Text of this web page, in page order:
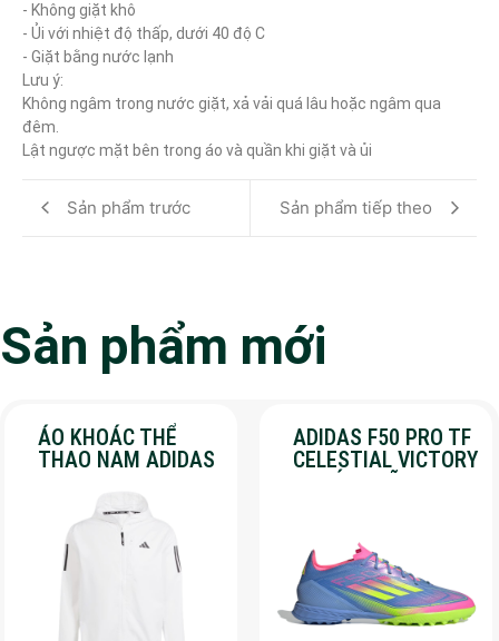
- Không giặt khô
- Ủi với nhiệt độ thấp, dưới 40 độ C
- Giặt bằng nước lạnh
Lưu ý:
Không ngâm trong nước giặt, xả vải quá lâu hoặc ngâm qua
đêm.
Lật ngược mặt bên trong áo và quần khi giặt và ủi
Sản phẩm trước Sản phẩm tiếp theo
Sản phẩm mới
ÁO KHOÁC THỂ
THAO NAM ADIDAS
MÀU TRẮNG
ADIDAS F50 PRO TF
CELESTIAL VICTORY
– CHÍNH HÃNG –